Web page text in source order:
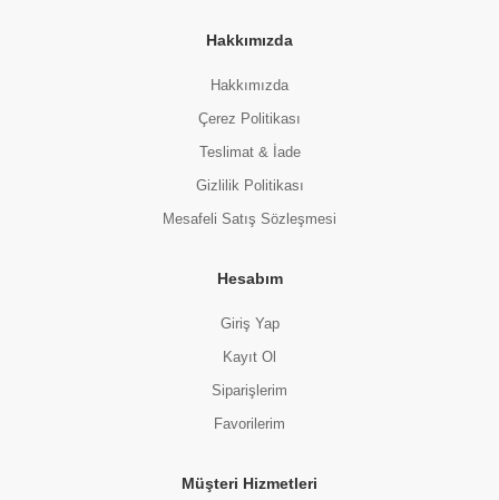
Hakkımızda
Hakkımızda
Çerez Politikası
Teslimat & İade
Gizlilik Politikası
Mesafeli Satış Sözleşmesi
Hesabım
Giriş Yap
Kayıt Ol
Siparişlerim
Favorilerim
Müşteri Hizmetleri